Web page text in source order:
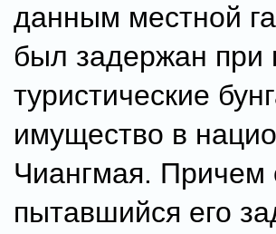
данным местной
был задержан при
туристические
имущество в
Чиангмая. Причем
пытавшийся его